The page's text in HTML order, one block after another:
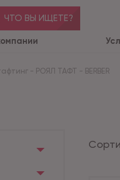
ЧТО ВЫ ИЩЕТЕ?
- РОЯЛ ТАФТ - BERBER